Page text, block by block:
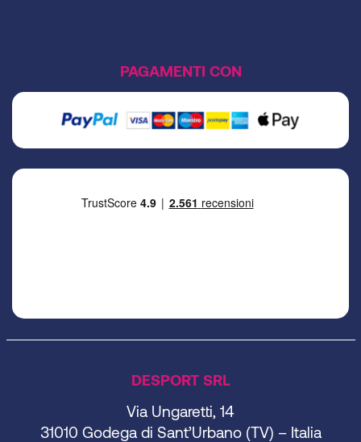
DESPORT SRL
Via Ungaretti, 14
31010 Godega di Sant’Urbano (TV) – Italia
PAGAMENTI CON